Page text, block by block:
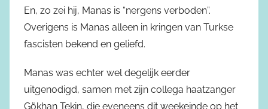
En, zo zei hij, Manas is “nergens verboden”.
Overigens is Manas alleen in kringen van Turkse
fascisten bekend en geliefd.
Manas was echter wel degelijk eerder
uitgenodigd, samen met zijn collega haatzanger
Gökhan Tekin, die eveneens dit weekeinde op het